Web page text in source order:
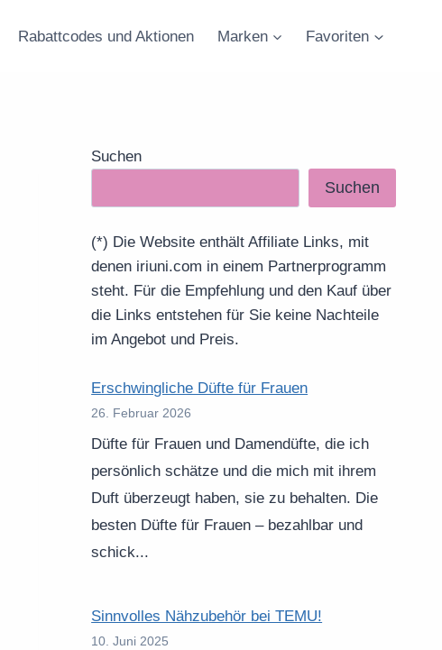
Rabattcodes und Aktionen Marken Favoriten
Suchen
Suchen
(*) Die Website enthält Affiliate Links, mit
denen iriuni.com in einem Partnerprogramm
steht. Für die Empfehlung und den Kauf über
die Links entstehen für Sie keine Nachteile
im Angebot und Preis.
Erschwingliche Düfte für Frauen
26. Februar 2026
Düfte für Frauen und Damendüfte, die ich
persönlich schätze und die mich mit ihrem
Duft überzeugt haben, sie zu behalten. Die
besten Düfte für Frauen – bezahlbar und
schick...
Sinnvolles Nähzubehör bei TEMU!
10. Juni 2025